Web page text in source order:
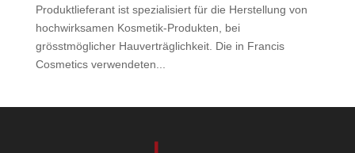
Produktlieferant ist spezialisiert für die Herstellung von
hochwirksamen Kosmetik-Produkten, bei
grösstmöglicher Hauverträglichkeit. Die in Francis
Cosmetics verwendeten...